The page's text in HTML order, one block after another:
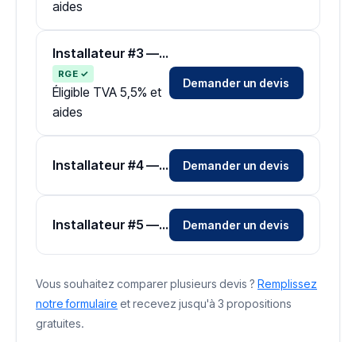
aides
Installateur #3 — Zone Vienne
RGE ✓
Éligible TVA 5,5% et
aides
Demander un devis
Installateur #4 — Zone Vienne Demander un devis
Installateur #5 — Zone Vienne Demander un devis
Vous souhaitez comparer plusieurs devis ? Remplissez
notre formulaire et recevez jusqu'à 3 propositions
gratuites.